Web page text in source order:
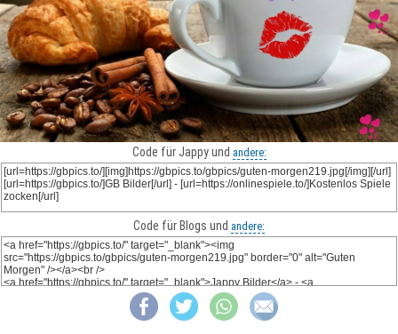
Code für Jappy und andere:
Code für Blogs und andere: